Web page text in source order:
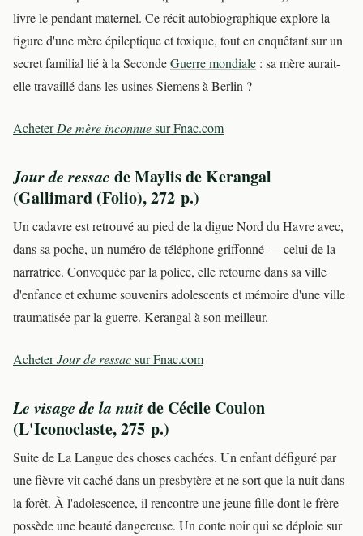
livre le pendant maternel. Ce récit autobiographique explore la
figure d'une mère épileptique et toxique, tout en enquêtant sur un
secret familial lié à la SecondeGuerre mondiale : sa mère aurait-
elle travaillé dans les usines Siemens à Berlin ?
AcheterDe mère inconnuesur Fnac.com
Jour de ressac de Maylis de Kerangal
(Gallimard (Folio), 272 p.)
Un cadavre est retrouvé au pied de la digue Nord du Havre avec,
dans sa poche, un numéro de téléphone griffonné — celui de la
narratrice. Convoquée par la police, elle retourne dans sa ville
d'enfance et exhume souvenirs adolescents et mémoire d'une ville
traumatisée par la guerre. Kerangal à son meilleur.
AcheterJour de ressacsur Fnac.com
Le visage de la nuitde Cécile Coulon
(L'Iconoclaste, 275 p.)
Suite de La Langue des choses cachées. Un enfant défiguré par
une fièvre vit caché dans un presbytère et ne sort que la nuit dans
la forêt. À l'adolescence, il rencontre une jeune fille dont le frère
possède une beauté dangereuse. Un conte noir qui se déploie sur